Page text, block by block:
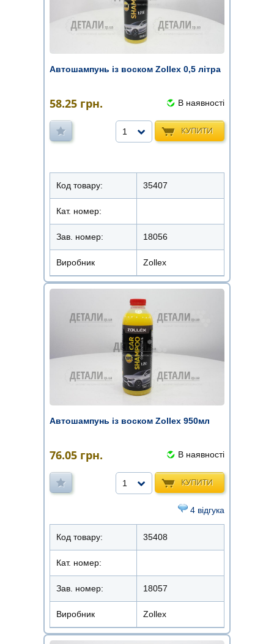
Автошампунь із воском Zollex 0,5 літра
58.25 грн. В наявності
КУПИТИ
1
Код товару: 35407
Кат. номер:
Зав. номер: 18056
Виробник Zollex
Автошампунь із воском Zollex 950мл
76.05 грн. В наявності
КУПИТИ
1
4 відгука
Код товару: 35408
Кат. номер:
Зав. номер: 18057
Виробник Zollex